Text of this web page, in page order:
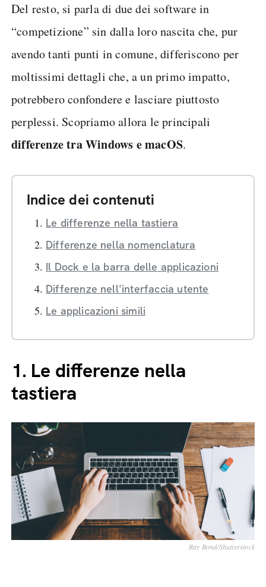
Del resto, si parla di due dei software in
“competizione” sin dalla loro nascita che, pur
avendo tanti punti in comune, differiscono per
moltissimi dettagli che, a un primo impatto,
potrebbero confondere e lasciare piuttosto
perplessi. Scopriamo allora le principali
differenzetraWindows emacOS.
Indice dei contenuti
Le differenze nella tastiera
Differenze nella nomenclatura
Il Dock e la barra delle applicazioni
Differenze nell'interfaccia utente
Le applicazioni simili
1. Le differenze nella
tastiera
Ray Bond/Shutterstock